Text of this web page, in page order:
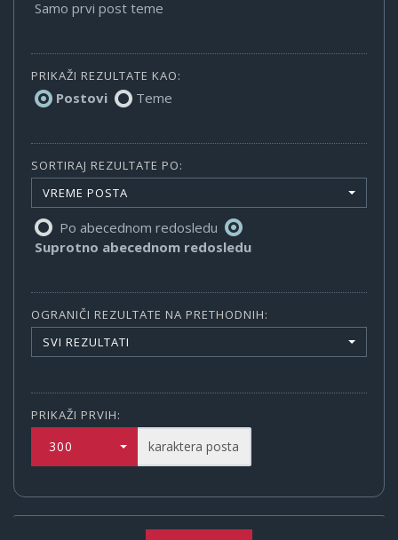
Samo prvi post teme
PRIKAŽI REZULTATE KAO:
Postovi Teme
SORTIRAJ REZULTATE PO:
VREME POSTA
Po abecednom redosledu
Suprotno abecednom redosledu
OGRANIČI REZULTATE NA PRETHODNIH:
SVI REZULTATI
PRIKAŽI PRVIH:
300 karaktera posta